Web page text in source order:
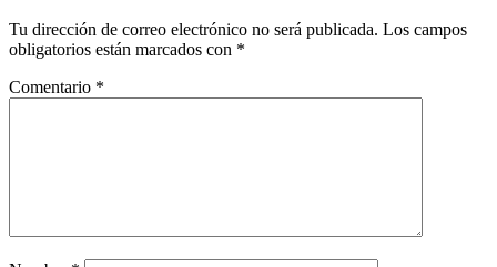
Tu dirección de correo electrónico no será publicada. Los campos
obligatorios están marcados con *
Comentario *